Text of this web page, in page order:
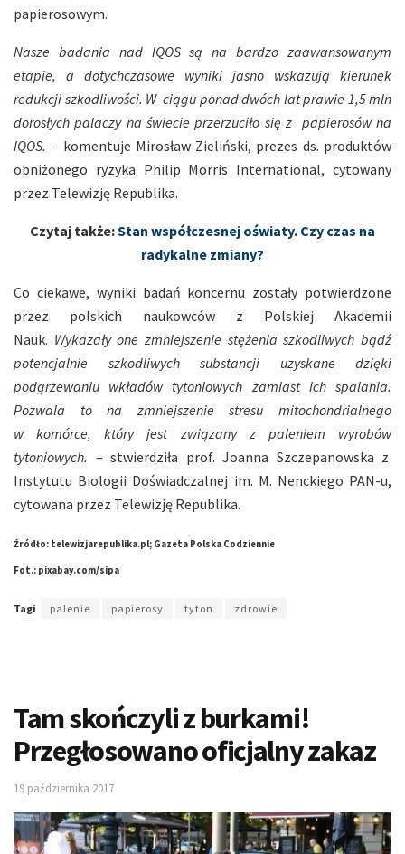
papierosowym.
Nasze badania nad IQOS są na bardzo zaawansowanym
etapie, a dotychczasowe wyniki jasno wskazują kierunek
redukcji szkodliwości. W ciągu ponad dwóch lat prawie 1,5 mln
dorosłych palaczy na świecie przerzuciło się z papierosów na
IQOS. – komentuje Mirosław Zieliński, prezes ds. produktów
obniżonego ryzyka Philip Morris International, cytowany
przez Telewizję Republika.
Czytaj także:Stan współczesnej oświaty. Czy czas na
radykalne zmiany?
Co ciekawe, wyniki badań koncernu zostały potwierdzone
przez polskich naukowców z Polskiej Akademii
Nauk. Wykazały one zmniejszenie stężenia szkodliwych bądź
potencjalnie szkodliwych substancji uzyskane dzięki
podgrzewaniu wkładów tytoniowych zamiast ich spalania.
Pozwala to na zmniejszenie stresu mitochondrialnego
w komórce, który jest związany z paleniem wyrobów
tytoniowych. – stwierdziła prof. Joanna Szczepanowska z
Instytutu Biologii Doświadczalnej im. M. Nenckiego PAN-u,
cytowana przez Telewizję Republika.
Źródło: telewizjarepublika.pl; Gazeta Polska Codziennie
Fot.: pixabay.com/sipa
Tagi palenie papierosy tyton zdrowie
Tam skończyli z burkami!
Przegłosowano oficjalny zakaz
19 października 2017